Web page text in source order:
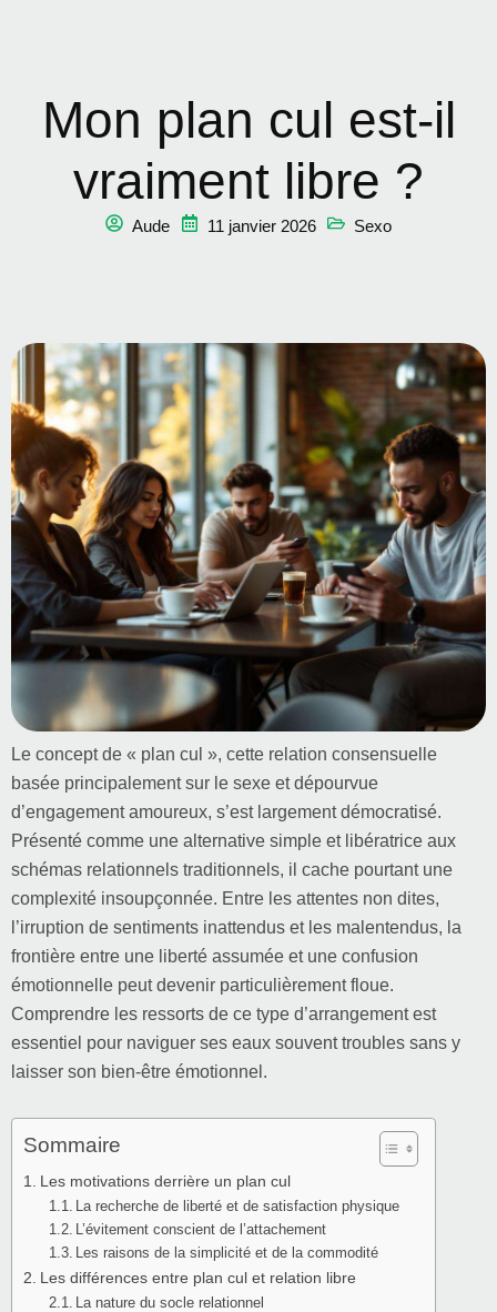
Mon plan cul est-il
vraiment libre ?
Aude 11 janvier 2026 Sexo
Le concept de « plan cul », cette relation consensuelle
basée principalement sur le sexe et dépourvue
d’engagement amoureux, s’est largement démocratisé.
Présenté comme une alternative simple et libératrice aux
schémas relationnels traditionnels, il cache pourtant une
complexité insoupçonnée. Entre les attentes non dites,
l’irruption de sentiments inattendus et les malentendus, la
frontière entre une liberté assumée et une confusion
émotionnelle peut devenir particulièrement floue.
Comprendre les ressorts de ce type d’arrangement est
essentiel pour naviguer ses eaux souvent troubles sans y
laisser son bien-être émotionnel.
Sommaire
Les motivations derrière un plan cul
La recherche de liberté et de satisfaction physique
L’évitement conscient de l’attachement
Les raisons de la simplicité et de la commodité
Les différences entre plan cul et relation libre
La nature du socle relationnel